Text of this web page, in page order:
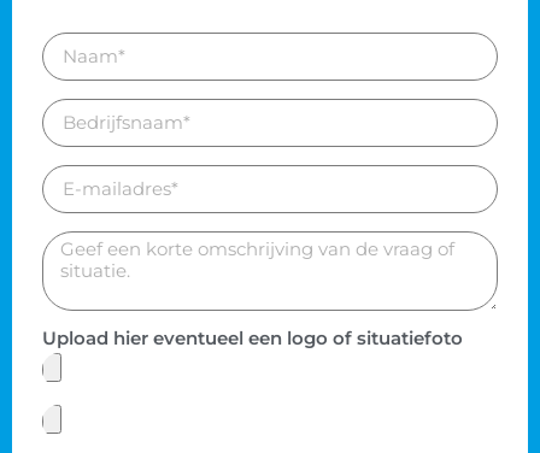
Upload hier eventueel een logo of situatiefoto